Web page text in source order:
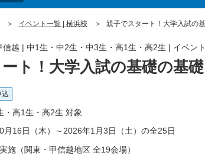
イベント一覧 | 横浜校 親子でスタート！大学入試の
ト！大学入試の基礎の基礎
越 | 中1生・中2生・中3生・高1生・高2生 | イベン
込
・高1生・高2生 対象
月16日（木）～2026年1月3日（土）の全25日
施（関東・甲信越地区 全19会場）